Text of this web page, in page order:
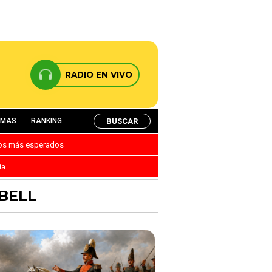
RADIO EN VIVO
RANKING BUSCAR
más esperados